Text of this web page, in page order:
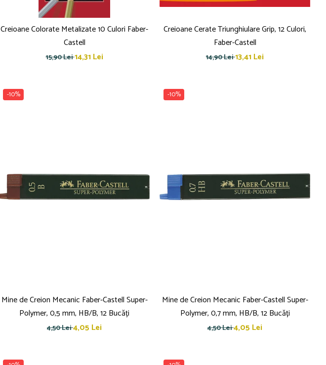
Creioane Colorate Metalizate 10 Culori Faber-
Castell
15,90 Lei14,31 Lei
Creioane Cerate Triunghiulare Grip, 12 Culori,
Faber-Castell
14,90 Lei13,41 Lei
-10%
Mine de Creion Mecanic Faber-Castell Super-
Polymer, 0,5 mm, HB/B, 12 Bucăți
4,50 Lei4,05 Lei
-10%
Mine de Creion Mecanic Faber-Castell Super-
Polymer, 0,7 mm, HB/B, 12 Bucăți
4,50 Lei4,05 Lei